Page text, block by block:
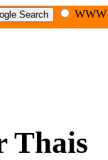
Thais